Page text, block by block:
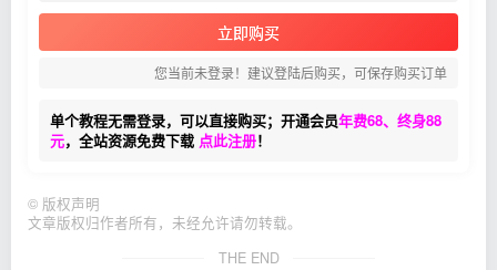
立即购买
您当前未登录！建议登陆后购买，可保存购买订单
单个教程无需登录，可以直接购买；开通会员年费68、终身88
元，全站资源免费下载 点此注册！
© 版权声明
文章版权归作者所有，未经允许请勿转载。
THE END